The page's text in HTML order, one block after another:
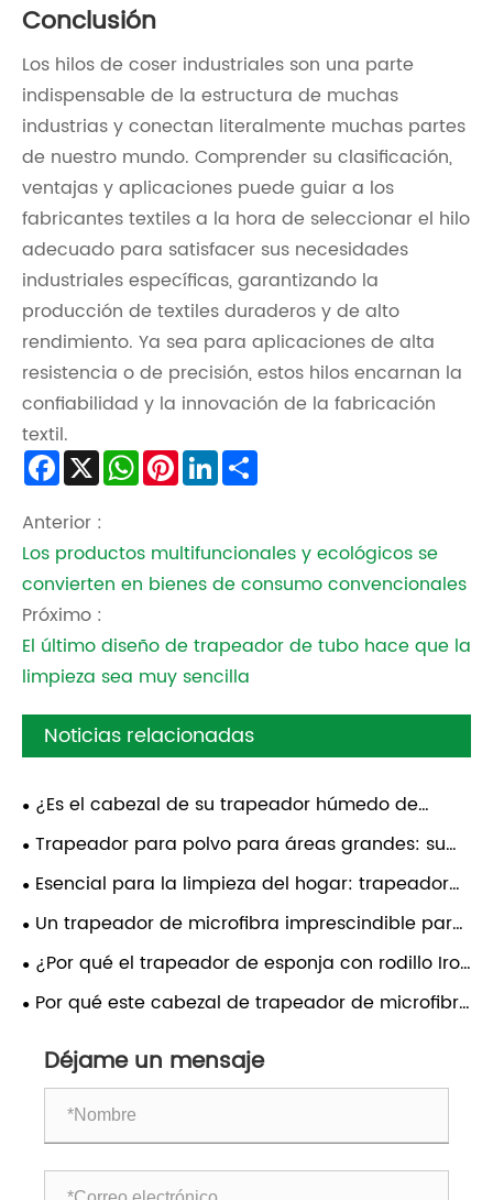
Conclusión
Los hilos de coser industriales son una parte
indispensable de la estructura de muchas
industrias y conectan literalmente muchas partes
de nuestro mundo. Comprender su clasificación,
ventajas y aplicaciones puede guiar a los
fabricantes textiles a la hora de seleccionar el hilo
adecuado para satisfacer sus necesidades
industriales específicas, garantizando la
producción de textiles duraderos y de alto
rendimiento. Ya sea para aplicaciones de alta
resistencia o de precisión, estos hilos encarnan la
confiabilidad y la innovación de la fabricación
textil.
Facebook
X WhatsApp
PinterestLinkedIn
Anterior :
Los productos multifuncionales y ecológicos se
convierten en bienes de consumo convencionales
Próximo :
El último diseño de trapeador de tubo hace que la
limpieza sea muy sencilla
Noticias relacionadas
¿Es el cabezal de su trapeador húmedo de
algodón realmente eficaz para una limpieza
profunda?
Trapeador para polvo para áreas grandes: su
ayudante de limpieza
Esencial para la limpieza del hogar: trapeador
plano de chenilla
Un trapeador de microfibra imprescindible para
cada hogar
¿Por qué el trapeador de esponja con rodillo Iron
Pole es la solución definitiva para la limpieza de
pisos con mucho tráfico?
Por qué este cabezal de trapeador de microfibra
higiénica
Déjame un mensaje